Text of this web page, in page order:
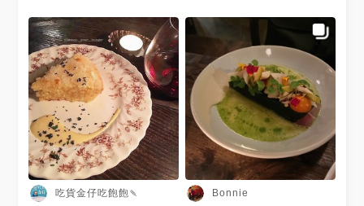
把整隻聖誕烤雞端上來給我們拍
照，真是超級壯觀欸 不用幫我
們切整隻留下來沒關係喔🤪🤪
雞皮又厚又脆跟餅乾一樣 看了
menu才知道另一塊是鵝肝？ 我
跟方在吃的時候一直以為是舒肥
雞耶，口感味道都好像舒肥雞🤣
🤣 - 臘梅/蘋果/可可 兩顆球球咬
開會爆漿！ 球球下面是可可
粉，吃完球球後可以把可可粉撒
到玫瑰花蘋果派上 蘋果派旁邊
有很清爽的鮮奶油跟肉桂醬 有
肉桂就有聖誕節的氣氛啊～～
這道甜點我好喜歡😍夠應景 - 香
蕉/百香果 第二道的這個甜點我
食 #foodstagram #food
#foodie #foodporn
#delicious #deliciousfood
#dessert #brunch
#foodphotography
#foodgasm #delicioso #eat
#foodgram #vscofood
#morning #foodblogger
#taipei #igfoodie #taipeifood
#igfood #foodblog #foodpics
#breakfast
吃貨金仔吃飽飽🍡 Bonnie